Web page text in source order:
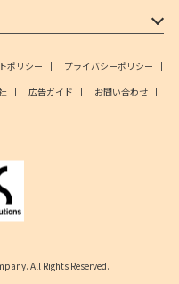
ポリシー
プライバシーポリシー
広告ガイド
お問い合わせ
All Rights Reserved.